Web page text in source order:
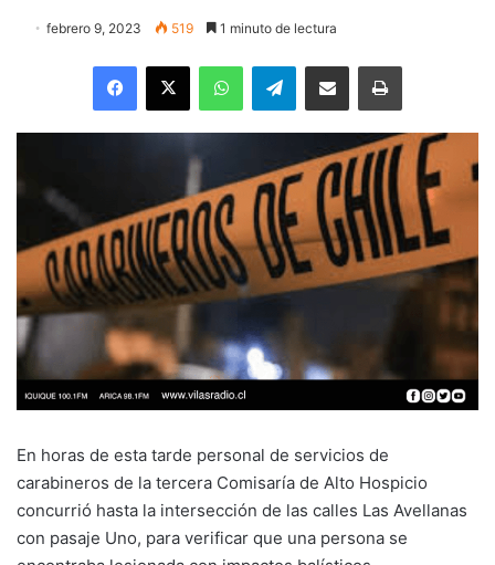
febrero 9, 2023 519 1 minuto de lectura
Facebook
X WhatsAppTelegramEnviar vía email Imprimir
En horas de esta tarde personal de servicios de
carabineros de la tercera Comisaría de Alto Hospicio
concurrió hasta la intersección de las calles Las Avellanas
con pasaje Uno, para verificar que una persona se